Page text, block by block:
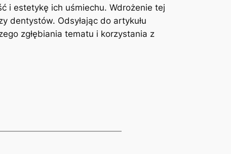
i estetykę ich uśmiechu. Wdrożenie tej
dentystów. Odsyłając do artykułu
zgłębiania tematu i korzystania z